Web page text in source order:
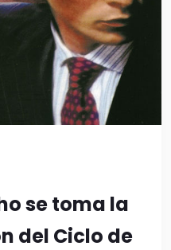
se toma la
del Ciclo de